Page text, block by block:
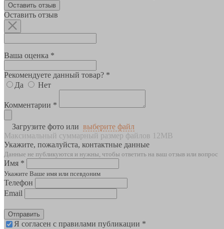
Оставить отзыв
Оставить отзыв
Ваша оценка *
Рекомендуете данный товар? *
Да
Нет
Комментарии *
Загрузите фото или выберите файл
Максимальный суммарный размер файлов 12MB
Укажите, пожалуйста, контактные данные
Данные не публикуются и нужны, чтобы ответить на ваш отзыв или вопрос
Имя *
Укажите Ваше имя или псевдоним
Телефон
Email
Отправить
Я согласен с правилами публикации *